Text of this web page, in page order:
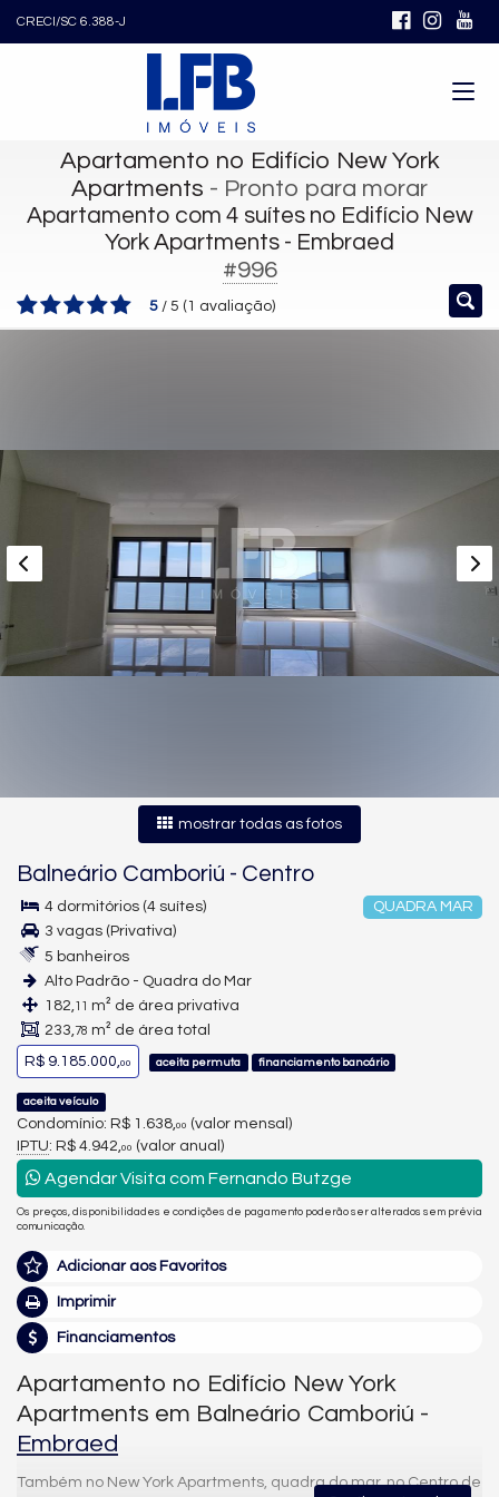
CRECI/SC 6.388-J
Apartamento no Edifício New York
Apartments - Pronto para morar
Apartamento com 4 suítes no Edifício New
York Apartments - Embraed
#996
5 / 5 ( 1 avaliação)
mostrar todas as fotos
Balneário Camboriú - Centro
QUADRA MAR
4 dormitórios (4 suítes)
3 vagas (Privativa)
5 banheiros
Alto Padrão - Quadra do Mar
182,11 m² de área privativa
233,78 m² de área total
R$ 9.185.000,00 aceita permuta financiamento bancário
aceita veículo
Condomínio: R$ 1.638, 00 (valor mensal)
IPTU: R$ 4.942, 00 (valor anual)
Agendar Visita com Fernando Butzge
Os preços, disponibilidades e condições de pagamento poderão ser alterados sem prévia
comunicação.
Adicionar aos Favoritos
Imprimir
Financiamentos
Apartamento no Edifício New York
Apartments em Balneário Camboriú -
Embraed
Também no New York Apartments, quadra do mar, no Centro de